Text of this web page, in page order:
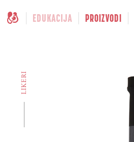
EDUKACIJA PROIZVODI
LIKERI